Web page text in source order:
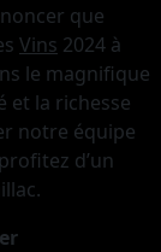
que
Vins 2024 à
le magnifique
et la richesse
notre équipe
d’un